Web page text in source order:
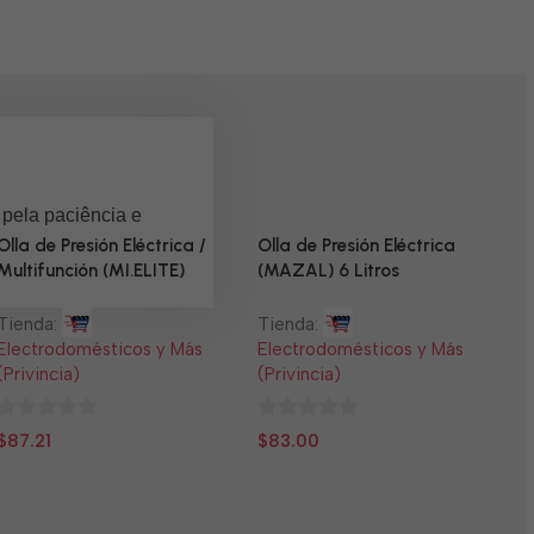
de Presión Eléctrica /
(MI.ELITE)
y Más
87.21
Olla de Presión Eléctrica
(MAZAL) 6 Litros
Tienda:
Electrodomésticos y Más
(Privincia)
0
$83.00
paciência e